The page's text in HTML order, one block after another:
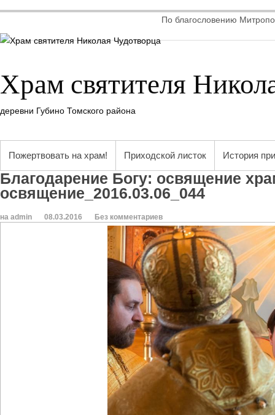
По благословению
Храм святителя
деревни Губино Томского района
Пожертвовать на храм! Приходской листок История
Благодарение Богу: освящение
освящение_2016.03.06_044
на admin 08.03.2016 Без комментариев